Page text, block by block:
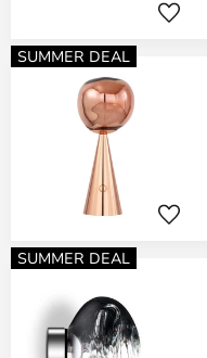
SUMMER DEAL
SUMMER DEAL